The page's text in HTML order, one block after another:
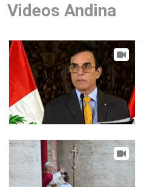
Videos Andina